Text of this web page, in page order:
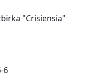
"Crisiensia"
6